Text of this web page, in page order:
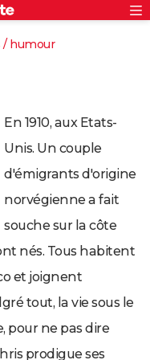
/ humour
En 1910, aux Etats-
Unis. Un couple
d'émigrants d'origine
norvégienne a fait
souche sur la côte
nés. Tous habitent
et joignent
tout, la vie sous le
pour ne pas dire
prodigue ses